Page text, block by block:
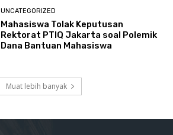
UNCATEGORIZED
Mahasiswa Tolak Keputusan
Rektorat PTIQ Jakarta soal Polemik
Dana Bantuan Mahasiswa
Muat lebih banyak